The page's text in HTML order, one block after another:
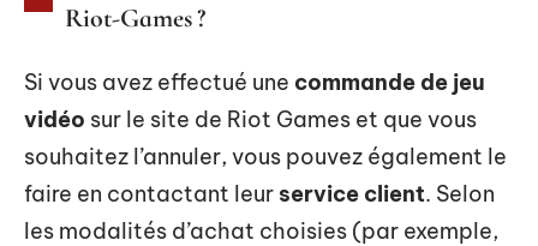
Riot-Games ?
Si vous avez effectué une commande de jeu
vidéo sur le site de Riot Games et que vous
souhaitez l’annuler, vous pouvez également le
faire en contactant leur service client. Selon
les modalités d’achat choisies (par exemple,